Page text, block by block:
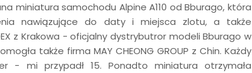
miniatura samochodu Alpine A110 od Bburago, która
nawiązujące do daty i miejsca zlotu, a także
z Krakowa - oficjalny dystrybutror modeli Bburago w
także firma MAY CHEONG GROUP z Chin. Każdy
- mi przypadł 15. Ponadto miniatura otrzymała